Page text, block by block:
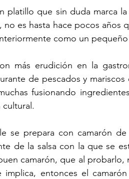
platillo que sin duda marca
no es hasta hace pocos años
como un
más erudición en la
de pescados y
fusionando
se prepara con camarón
de la salsa con la que se
camarón, que al probarlo,
entonces el